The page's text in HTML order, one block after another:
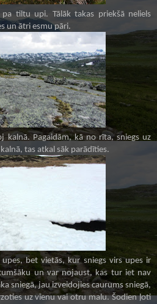
tiltu upi. Tālāk takas priekšā neliels
un ātri esmu pāri.
kalnā. Pagaidām, kā no rīta, sniegs uz
tas atkal sāk parādīties.
, bet vietās, kur sniegs virs upes ir
un var nojaust, kas tur iet nav
sniegā, jau izveidojies caurums sniegā,
uz vienu vai otru malu. Šodien ļoti